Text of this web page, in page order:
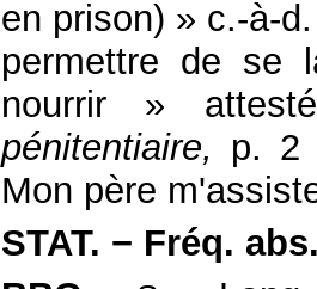
en prison) » c.-à-
permettre de se
nourrir »
pénitentiaire, p. 2
Mon père
STAT. − Fréq.